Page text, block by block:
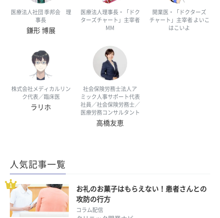
医療法人社団 季邦会 理
事長
鎌形 博展
医療法人理事長・「ドク
ターズチャート」主宰者
MM
開業医・「ドクターズ
チャート」主宰者 よいこ
はこいよ
株式会社メディカルリン
ク代表／臨床医
ラリホ
社会保険労務士法人ア
ミック人事サポート代表
社員／社会保険労務士／
医療労務コンサルタント
高橋友恵
人気記事一覧
お礼のお菓子はもらえない！患者さんとの
攻防の行方
コラム配信